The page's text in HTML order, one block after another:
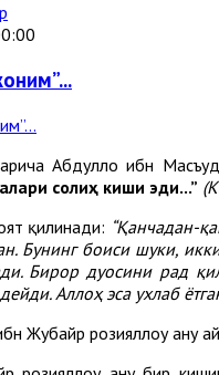
Абдуллоҳ ибн
солиҳ киши эди...”
қилинади: “Қанчадан-
Бунинг боиси шуки,
Бирор дуосини рад
дейди. Аллоҳ эса ухлаб
Жубайр розияллоҳу анҳу